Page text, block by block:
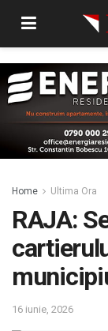
Home Ultima Ora
RAJA:
16 iunie, 2026